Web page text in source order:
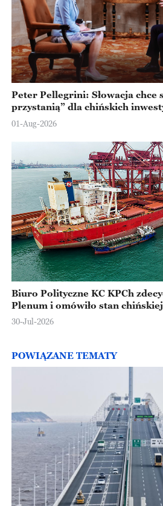
Peter Pellegrini: Słowacja chce
przystanią” dla chińskich
Europejskiej
01-Aug-2026
Biuro Polityczne KC KPCh
Plenum i omówiło stan
30-Jul-2026
POWIĄZANE TEMATY